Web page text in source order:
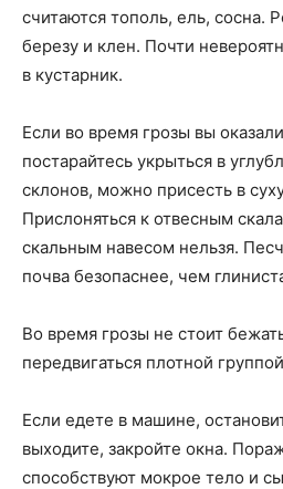
считаются тополь, ель, сосна.
березу и клен. Почти
в кустарник.
Если во время грозы вы
постарайтесь укрыться в
склонов, можно присесть в
Прислоняться к отвесным
скальным навесом нельзя.
почва безопаснее, чем
Во время грозы не стоит
передвигаться плотной
Если едете в машине,
выходите, закройте окна.
способствуют мокрое тело и